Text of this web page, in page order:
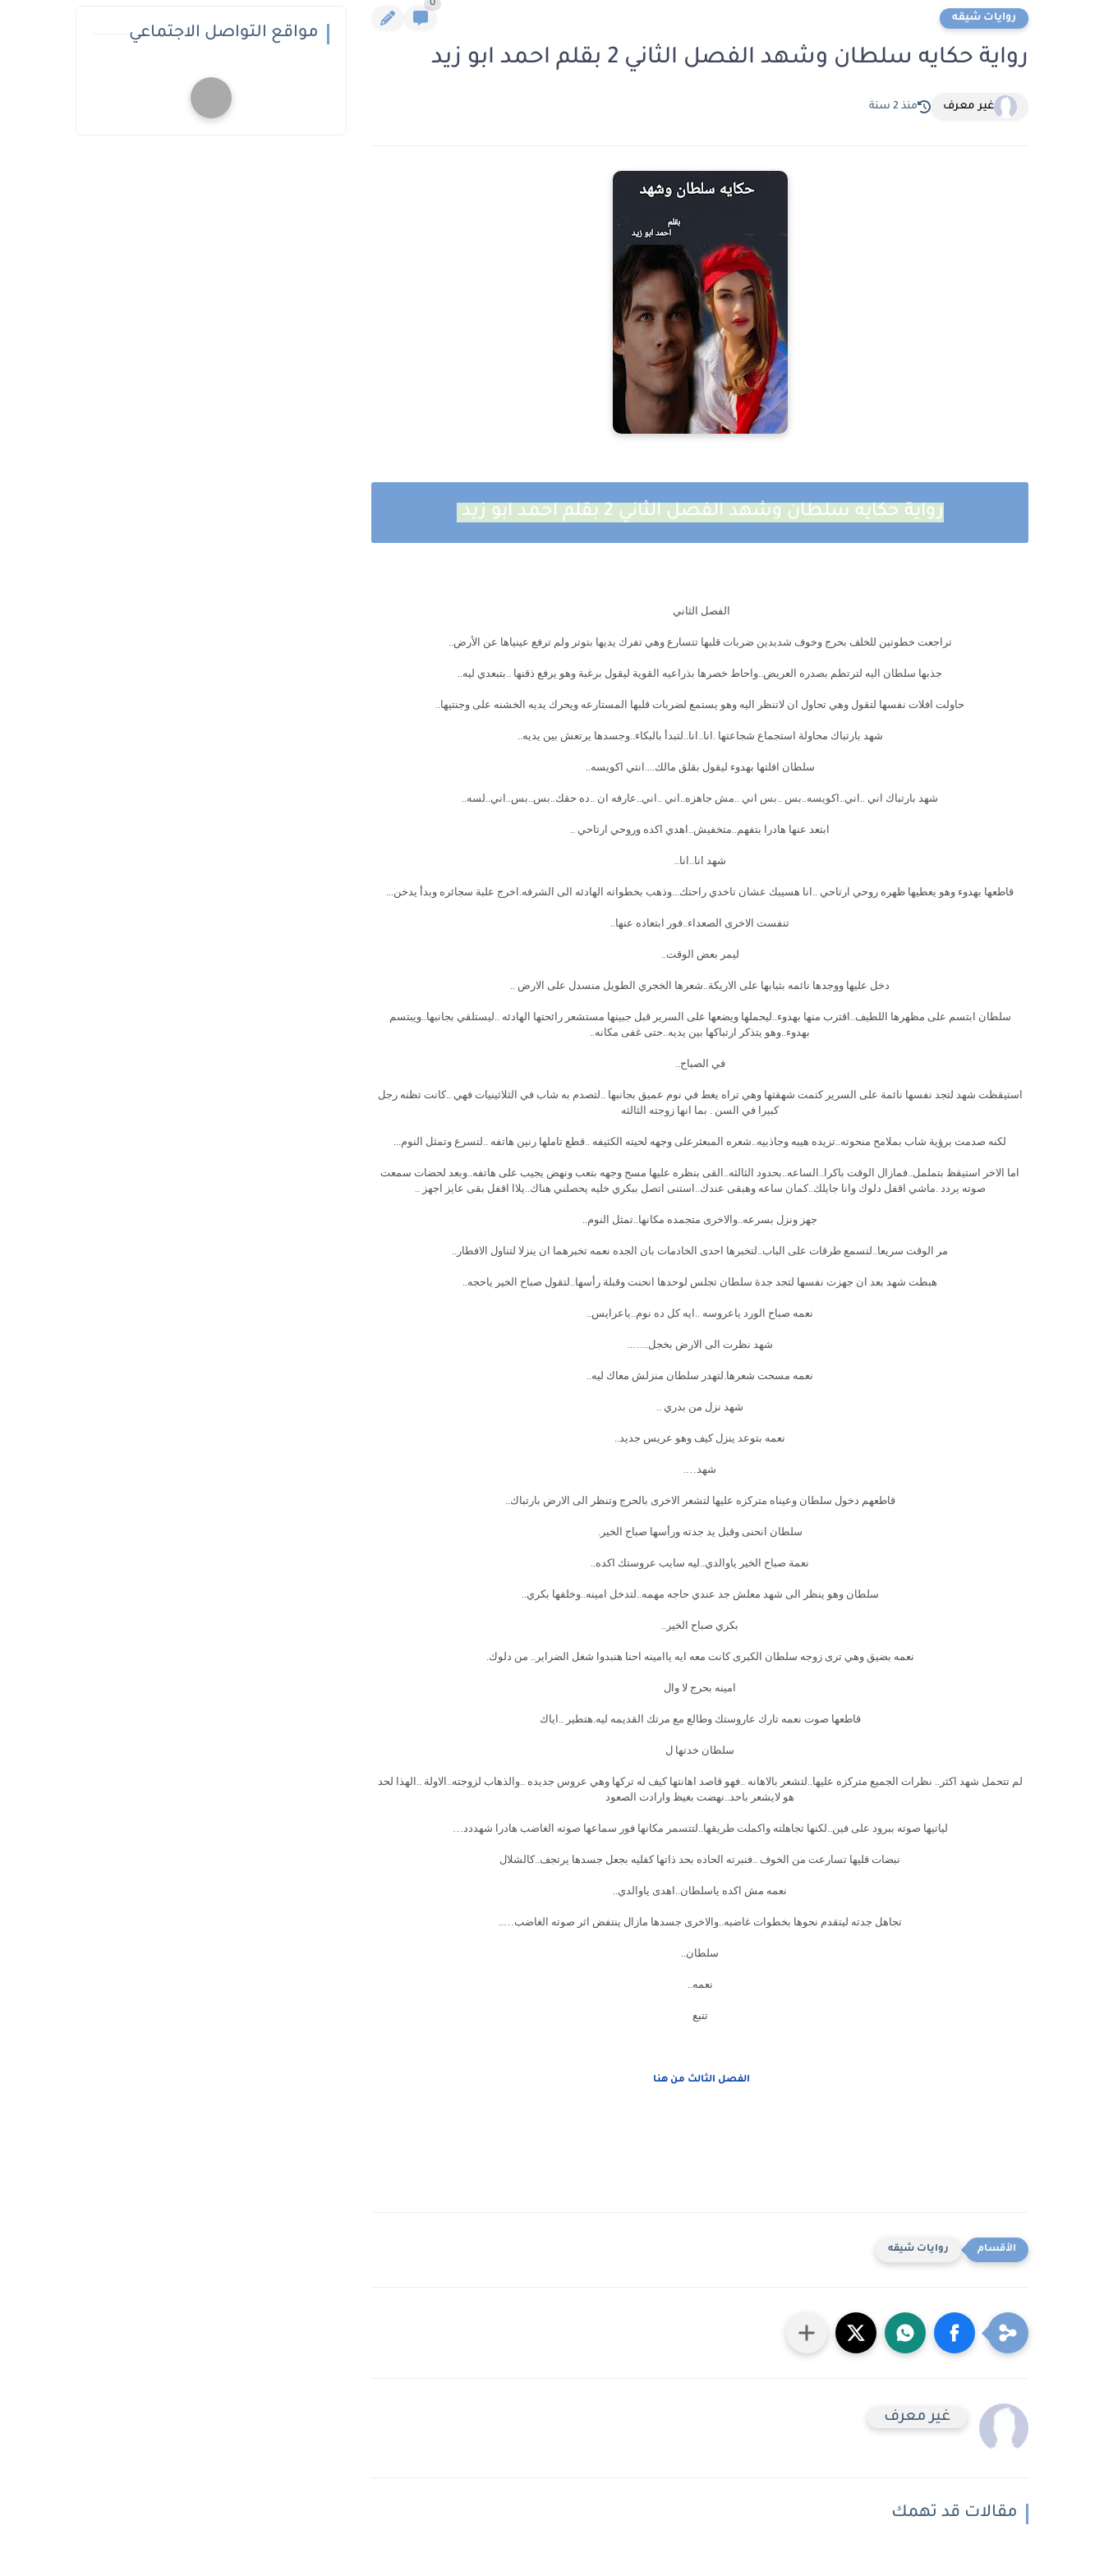
روايات شيقه
0
رواية حكايه سلطان وشهد الفصل الثاني 2 بقلم احمد ابو زيد
غير معرف منذ 2 سنة
رواية حكايه سلطان وشهد الفصل الثاني 2 بقلم احمد ابو زيد
الفصل الثاني
تراجعت خطوتين للخلف بحرج وخوف شديدين ضربات قلبها تتسارع وهي تفرك يديها بتوتر ولم ترفع عينياها عن الأرض..
جذبها سلطان اليه لترتطم بصدره العريض..واحاط خصرها بذراعيه القوية ليقول برغبة وهو يرفع ذقنها ..بتبعدي ليه..
حاولت افلات نفسها لتقول وهي تحاول ان لاتنظر اليه وهو يستمع لضربات قلبها المستارعه ويحرك يديه الخشنه على وجنتيها..
شهد بارتباك محاولة استجماع شجاعتها .انا..انا..لتبدأ بالبكاء..وجسدها يرتعش بين يديه..
سلطان افلتها بهدوء ليقول بقلق مالك....انتي اكويسه..
شهد بارتباك اني ..اني..اكويسه..بس ..بس اني ..مش جاهزه..اني ..اني..عارفه ان ..ده حقك..بس..بس..اني..لسه..
ابتعد عنها هادرا بتفهم..متخفيش..اهدي اكده وروحي ارتاحي ..
شهد انا..انا..
قاطعها بهدوء وهو يعطيها ظهره روحي ارتاحي ..انا هسيبك عشان تاخدي راحتك...وذهب بخطواته الهادئه الى الشرفه.اخرج علبة سجائره وبدأ يدخن...
تنفست الاخرى الصعداء..فور ابتعاده عنها..
ليمر بعض الوقت..
دخل عليها ووجدها نائمه بثيابها على الاريكة..شعرها الخجري الطويل منسدل على الارض ..
سلطان ابتسم على مظهرها اللطيف..اقترب منها بهدوء..ليحملها ويضعها على السرير قبل جبينها مستشعر رائحتها الهادئه ..ليستلقي بجانبها..ويبتسم
بهدوء..وهو يتذكر ارتباكها بين يديه..حتى غفى مكانه..
في الصباح..
استيقظت شهد لتجد نفسها نائمة على السرير كتمت شهقتها وهي تراه يغط في نوم عميق بجانبها ..لتصدم به شاب في الثلاثينيات فهي ..كانت تظنه رجل
كبيرا في السن . بما انها زوجته الثالثه
لكنه صدمت برؤية شاب بملامح منحوته..تزيده هيبه وجاذبيه..شعره المبعثرعلى وجهه لحيته الكثيفه ..قطع تاملها رنين هاتفه ..لتسرع وتمثل النوم...
اما الاخر استيقظ بتململ..فمازال الوقت باكرا..الساعه..بحدود الثالثه..القى بنظره عليها مسح وجهه بتعب ونهض يجيب على هاتفه..وبعد لحضات سمعت
صوته يردد .ماشي اقفل دلوك وانا جايلك..كمان ساعه وهبقى عندك..استنى اتصل ببكري خليه يحصلني هناك..يلاا اقفل بقى عايز اجهز ..
جهز ونزل بسرعه..والاخرى متجمده مكانها..تمثل النوم..
مر الوقت سريعا..لتسمع طرقات على الباب..لتخبرها احدى الخادمات بان الجده نعمه تخبرهما ان ينزلا لتناول الافطار..
هبطت شهد بعد ان جهزت نفسها لتجد جدة سلطان تجلس لوحدها انحنت وقبلة رأسها..لتقول صباح الخير ياحجه..
نعمه صباح الورد ياعروسه ..ايه كل ده نوم..ياعرايس..
شهد نظرت الى الارض بخجل..…..
نعمه مسحت شعرها.لتهدر سلطان منزلش معاك ليه..
شهد نزل من بدري ..
نعمه بتوعد ينزل كيف وهو عريس جديد..
شهد….
قاطعهم دخول سلطان وعيناه متركزه عليها لتشعر الاخرى بالحرج وتنظر الى الارض بارتباك..
سلطان انحنى وقبل يد جدته ورأسها صباح الخير.
نعمة صباح الخير ياوالدي..ليه سايب عروستك اكده..
سلطان وهو ينظر الى شهد معلش جد عندي حاجه مهمه..لتدخل امينه..وخلفها بكري..
بكري صباح الخير..
نعمه بضيق وهي ترى زوجه سلطان الكبرى كانت معه ايه ياامينه احنا هنبدوا شغل الضراير.. من دلوك.
امينه بحرج لا وال
قاطعها صوت نعمه تارك عاروستك وطالع مع مرتك القديمه ليه.هتطير ..اياك
سلطان خدتها ل
لم تتحمل شهد اكثر.. نظرات الجميع متركزه عليها..لتشعر بالاهانه ..فهو قاصد اهانتها كيف له تركها وهي عروس جديده ..والذهاب لزوجته..الاولة ..الهذا لحد
هو لايشعر باحد..نهضت بغيظ وارادت الصعود
لياتيها صوته ببرود على فين..لكنها تجاهلته واكملت طريقها..لتتسمر مكانها فور سماعها صوته الغاضب هادرا شهددد…
نبضات قليها تسارعت من الخوف ..فنبرته الحاده بحد ذاتها كفليه بجعل جسدها يرتجف..كالشلال
نعمه مش اكده ياسلطان..اهدى ياوالدي..
تجاهل جدته ليتقدم نحوها بخطوات غاضبه..والاخرى جسدها مازال ينتفض اثر صوته الغاضب…..
سلطان..
نعمه..
تتبع
الفصل الثالث من هنا
روايات شيقه
غير معرف
مقالات قد تهمك
مواقع التواصل الاجتماعي